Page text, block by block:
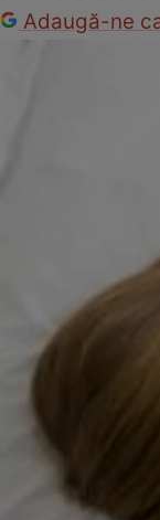
Adaugă-ne